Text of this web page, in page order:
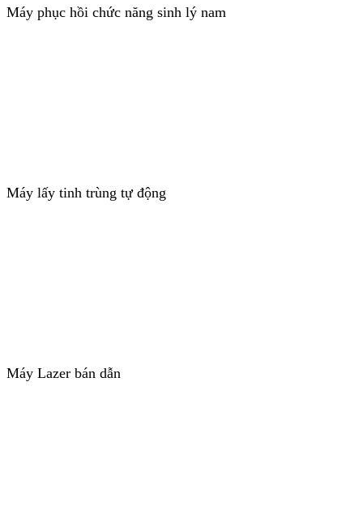
Máy phục hồi chức năng sinh lý nam
Máy lấy tinh trùng tự động
Máy Lazer bán dẫn